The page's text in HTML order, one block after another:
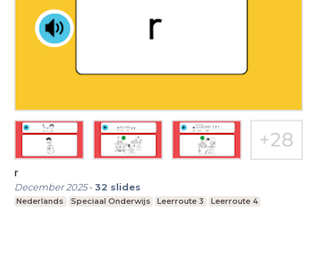
r
December 2025-32 slides
Nederlands Speciaal Onderwijs Leerroute 3 Leerroute 4